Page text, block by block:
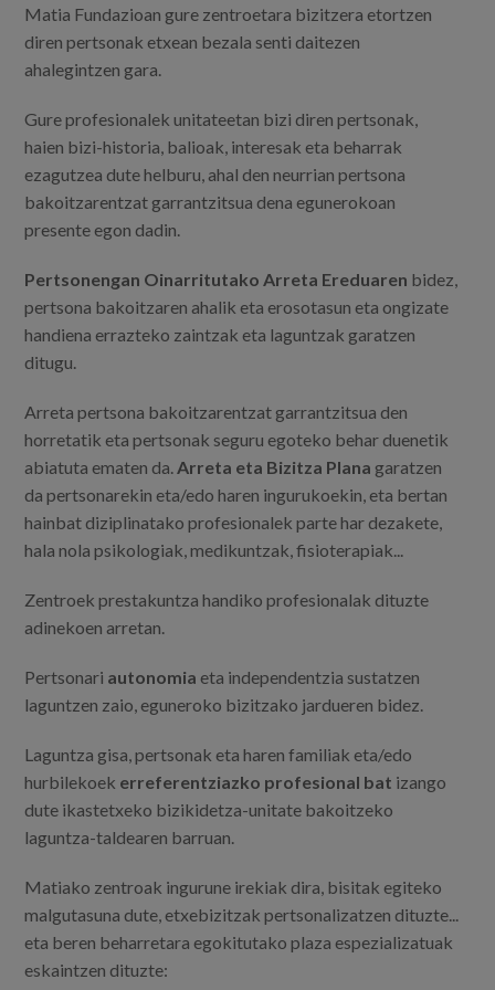
Salaketa-kanala
es
eu
Matia Fundazioan gure zentroetara bizitzera etortzen
diren pertsonak etxean bezala senti daitezen
ahalegintzen gara.
Gure profesionalek unitateetan bizi diren pertsonak,
haien bizi-historia, balioak, interesak eta beharrak
ezagutzea dute helburu, ahal den neurrian pertsona
bakoitzarentzat garrantzitsua dena egunerokoan
presente egon dadin.
Pertsonengan Oinarritutako Arreta Ereduaren bidez,
pertsona bakoitzaren ahalik eta erosotasun eta ongizate
handiena errazteko zaintzak eta laguntzak garatzen
ditugu.
Arreta pertsona bakoitzarentzat garrantzitsua den
horretatik eta pertsonak seguru egoteko behar duenetik
abiatuta ematen da.Arreta eta Bizitza Plana garatzen
da pertsonarekin eta/edo haren ingurukoekin, eta bertan
hainbat diziplinatako profesionalek parte har dezakete,
hala nola psikologiak, medikuntzak, fisioterapiak...
Zentroek prestakuntza handiko profesionalak dituzte
adinekoen arretan.
Pertsonari autonomia eta independentzia sustatzen
laguntzen zaio, eguneroko bizitzako jardueren bidez.
Laguntza gisa, pertsonak eta haren familiak eta/edo
hurbilekoek erreferentziazko profesional bat izango
dute ikastetxeko bizikidetza-unitate bakoitzeko
laguntza-taldearen barruan.
Matiako zentroak ingurune irekiak dira, bisitak egiteko
malgutasuna dute, etxebizitzak pertsonalizatzen dituzte...
eta beren beharretara egokitutako plaza espezializatuak
eskaintzen dituzte: